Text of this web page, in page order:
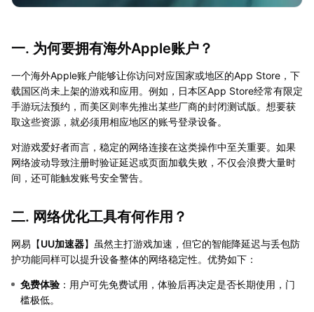
一. 为何要拥有海外Apple账户？
一个海外Apple账户能够让你访问对应国家或地区的App Store，下
载国区尚未上架的游戏和应用。例如，日本区App Store经常有限定
手游玩法预约，而美区则率先推出某些厂商的封闭测试版。想要获
取这些资源，就必须用相应地区的账号登录设备。
对游戏爱好者而言，稳定的网络连接在这类操作中至关重要。如果
网络波动导致注册时验证延迟或页面加载失败，不仅会浪费大量时
间，还可能触发账号安全警告。
二. 网络优化工具有何作用？
网易【UU加速器】虽然主打游戏加速，但它的智能降延迟与丢包防
护功能同样可以提升设备整体的网络稳定性。优势如下：
免费体验 ：用户可先免费试用，体验后再决定是否长期使用，门
槛极低。